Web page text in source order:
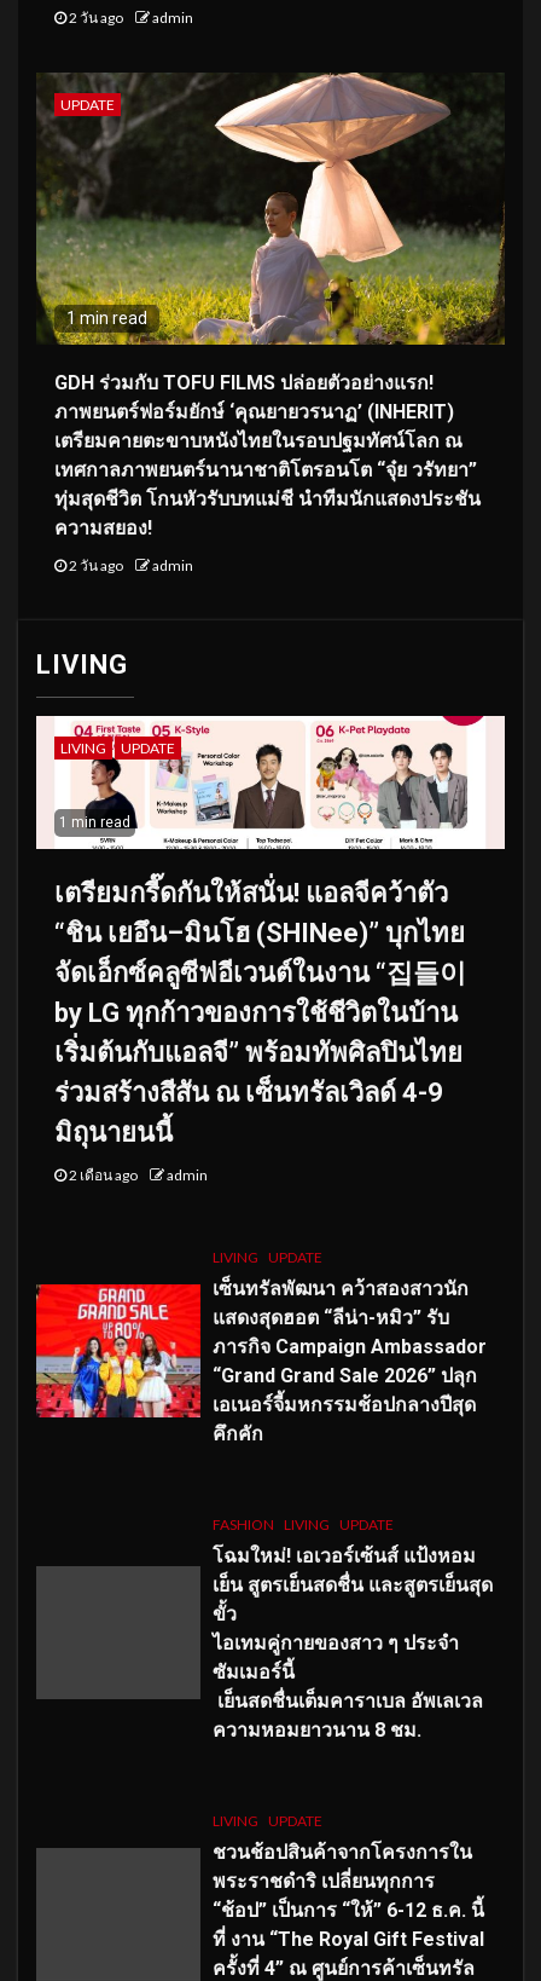
2 วัน ago admin
UPDATE
1 min read
GDH ร่วมกับ TOFU FILMS ปล่อยตัวอย่างแรก!
ภาพยนตร์ฟอร์มยักษ์ ‘คุณยายวรนาฏ’ (INHERIT)
เตรียมคายตะขาบหนังไทยในรอบปฐมทัศน์โลก ณ
เทศกาลภาพยนตร์นานาชาติโตรอนโต “จุ๋ย วรัทยา”
ทุ่มสุดชีวิต โกนหัวรับบทแม่ชี นำทีมนักแสดงประชัน
ความสยอง!
2 วัน ago admin
LIVING
LIVING UPDATE
1 min read
เตรียมกรี๊ดกันให้สนั่น! แอลจีคว้าตัว
“ชิน เยอึน–มินโฮ (SHINee)” บุกไทย
จัดเอ็กซ์คลูซีฟอีเวนต์ในงาน “집들이
by LG ทุกก้าวของการใช้ชีวิตในบ้าน
เริ่มต้นกับแอลจี” พร้อมทัพศิลปินไทย
ร่วมสร้างสีสัน ณ เซ็นทรัลเวิลด์ 4-9
มิถุนายนนี้
2 เดือน ago admin
LIVING UPDATE
เซ็นทรัลพัฒนา คว้าสองสาวนัก
แสดงสุดฮอต “ลีน่า-หมิว” รับ
ภารกิจ Campaign Ambassador
“Grand Grand Sale 2026” ปลุก
เอเนอร์จี้มหกรรมช้อปกลางปีสุด
คึกคัก
FASHION LIVING UPDATE
โฉมใหม่! เอเวอร์เซ้นส์ แป้งหอม
เย็น สูตรเย็นสดชื่น และสูตรเย็นสุด
ขั้ว
ไอเทมคู่กายของสาว ๆ ประจำ
ซัมเมอร์นี้
เย็นสดชื่นเต็มคาราเบล อัพเลเวล
ความหอมยาวนาน 8 ชม.
LIVING UPDATE
ชวนช้อปสินค้าจากโครงการใน
พระราชดำริ เปลี่ยนทุกการ
“ช้อป” เป็นการ “ให้” 6-12 ธ.ค. นี้
ที่ งาน “The Royal Gift Festival
ครั้งที่ 4” ณ ศูนย์การค้าเซ็นทรัล